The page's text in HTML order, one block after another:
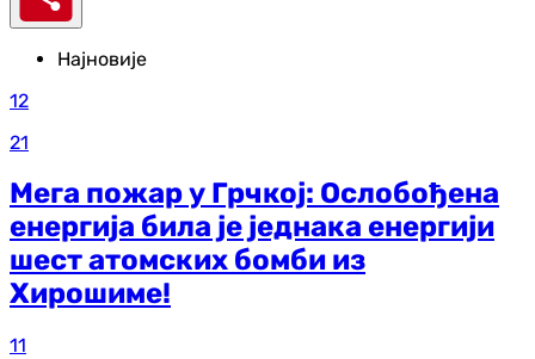
Најновије
12
21
Мега пожар у Грчкој: Ослобођена
енергија била је једнака енергији
шест атомских бомби из
Хирошиме!
11